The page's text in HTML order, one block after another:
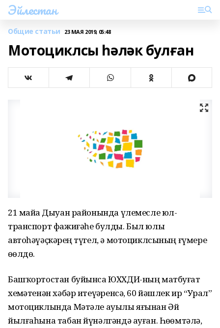
Эйлестан
Общие статьи 23 МАЯ 2019, 05:48
Мотоциклсы һәләк булған
21 майҙа Дыуан районында үлемесле юл-
транспорт фажиғәһе булды. Был юлы
автоһәүәҫкәрҙең түгел, ә мотоциклсының ғүмере
өҙөлдө.
Башҡортостан буйынса ЮХХДИ-ның матбуғат
хеҙмәтенән хәбәр итеүҙәренсә, 60 йәшлек ир “Урал”
мотоциклында Мәтәле ауылы яғынан Әй
йылғаһына табан йүнәлгәндә ауған. Һөҙөмтәлә,